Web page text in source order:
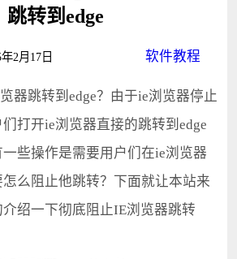
跳转到edge
年2月17日 软件教程
跳转到edge？由于ie浏览器停止
打开ie浏览器直接的跳转到edge
些操作是需要用户们在ie浏览器
么阻止他跳转？下面就让本站来
绍一下彻底阻止IE浏览器跳转